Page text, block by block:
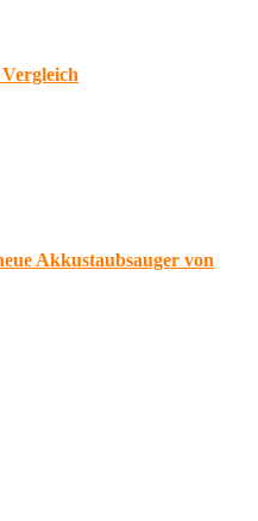
Akkustaubsauger von